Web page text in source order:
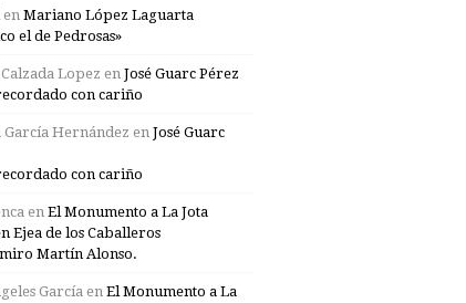
en Mariano López Laguarta
el de Pedrosas»
Lopez en José Guarc Pérez
con cariño
García Hernández en José Guarc
con cariño
en El Monumento a La Jota
Ejea de los Caballeros
Martín Alonso.
García en El Monumento a La